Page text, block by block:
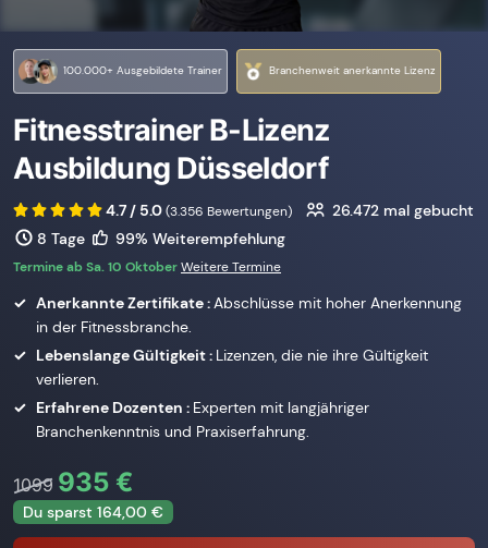
100.000+ Ausgebildete Trainer Branchenweit anerkannte Lizenz
Fitnesstrainer B-Lizenz
Ausbildung Düsseldorf
4.7 / 5.0(3.356 Bewertungen) 26.472mal gebucht
8 Tage
99% Weiterempfehlung
Termine ab Sa. 10 OktoberWeitere Termine
Anerkannte Zertifikate :Abschlüsse mit hoher Anerkennung
in der Fitnessbranche.
Lebenslange Gültigkeit : Lizenzen, die nie ihre Gültigkeit
verlieren.
Erfahrene Dozenten : Experten mit langjähriger
Branchenkenntnis und Praxiserfahrung.
1099 935 €
Du sparst 164,00 €